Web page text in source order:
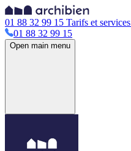
01 88 32 99 15 Tarifs et services
01 88 32 99 15
Open main menu